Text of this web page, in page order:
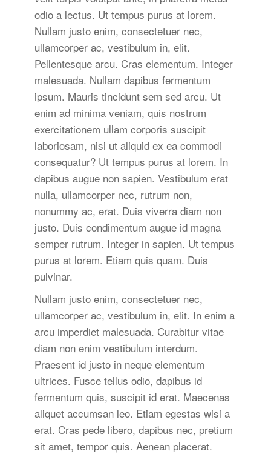
odio a lectus. Ut tempus purus at lorem.
Nullam justo enim, consectetuer nec,
ullamcorper ac, vestibulum in, elit.
Pellentesque arcu. Cras elementum. Integer
malesuada. Nullam dapibus fermentum
ipsum. Mauris tincidunt sem sed arcu. Ut
enim ad minima veniam, quis nostrum
exercitationem ullam corporis suscipit
laboriosam, nisi ut aliquid ex ea commodi
consequatur? Ut tempus purus at lorem. In
dapibus augue non sapien. Vestibulum erat
nulla, ullamcorper nec, rutrum non,
nonummy ac, erat. Duis viverra diam non
justo. Duis condimentum augue id magna
semper rutrum. Integer in sapien. Ut tempus
purus at lorem. Etiam quis quam. Duis
pulvinar.
Nullam justo enim, consectetuer nec,
ullamcorper ac, vestibulum in, elit. In enim a
arcu imperdiet malesuada. Curabitur vitae
diam non enim vestibulum interdum.
Praesent id justo in neque elementum
ultrices. Fusce tellus odio, dapibus id
fermentum quis, suscipit id erat. Maecenas
aliquet accumsan leo. Etiam egestas wisi a
erat. Cras pede libero, dapibus nec, pretium
sit amet, tempor quis. Aenean placerat.